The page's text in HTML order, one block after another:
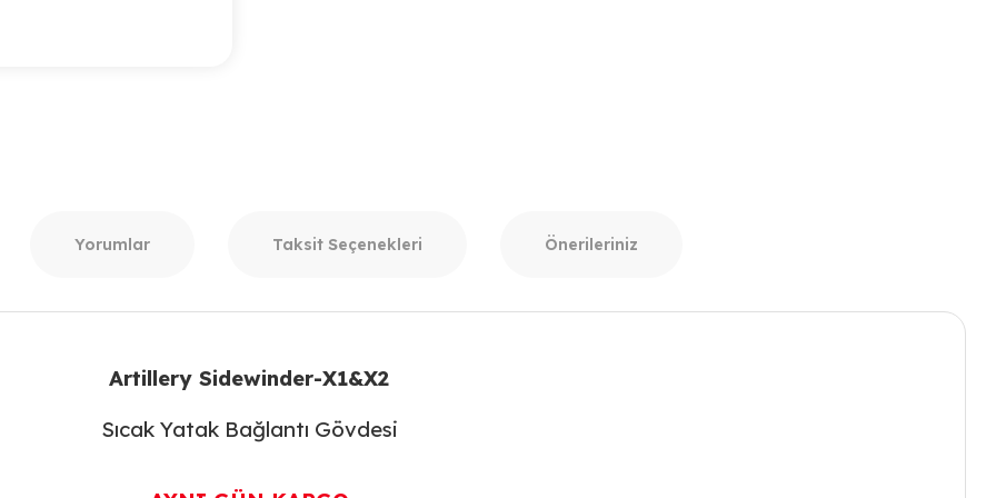
Yorumlar Taksit Seçenekleri Önerileriniz
Artillery Sidewinder-X1&X2
Sıcak Yatak Bağlantı Gövdesi